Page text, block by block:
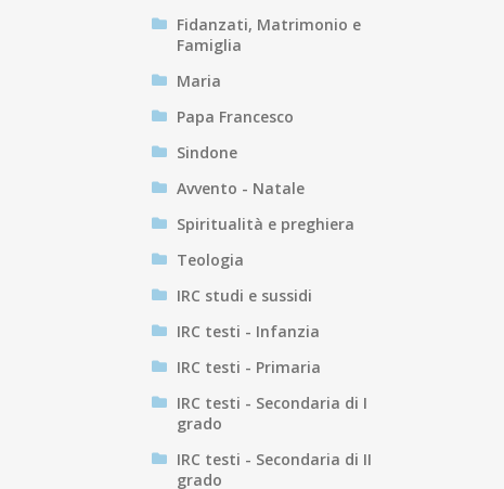
Fidanzati, Matrimonio e
Famiglia
Maria
Papa Francesco
Sindone
Avvento - Natale
Spiritualità e preghiera
Teologia
IRC studi e sussidi
IRC testi - Infanzia
IRC testi - Primaria
IRC testi - Secondaria di I
grado
IRC testi - Secondaria di II
grado